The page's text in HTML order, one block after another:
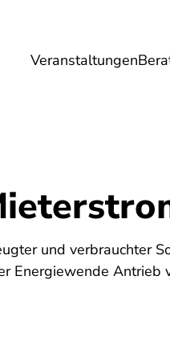
Veranstaltungen
Umwelt
und verbrauchter
Energiewende Antrieb